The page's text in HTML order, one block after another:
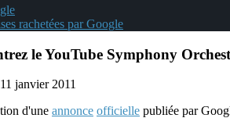
rachetées par Google
le YouTube Symphony
11 janvier 2011
d'une annonce officielle publiée par